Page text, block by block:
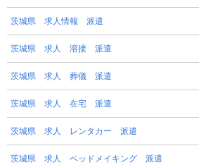
茨城県 求人情報 派遣
茨城県 求人 溶接 派遣
茨城県 求人 葬儀 派遣
茨城県 求人 在宅 派遣
茨城県 求人 レンタカー 派遣
茨城県 求人 ベッドメイキング 派遣